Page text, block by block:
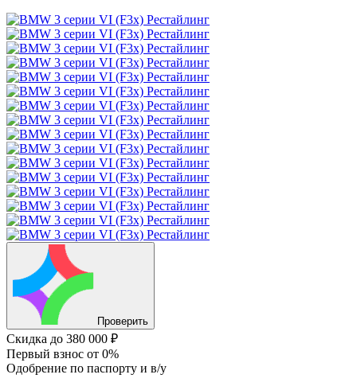
Проверить
Скидка до 380 000 ₽
Первый взнос от 0%
Одобрение по паспорту и в/у